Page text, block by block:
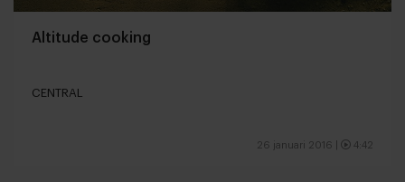
Altitude cooking
CENTRAL
26 januari 2016 4:42